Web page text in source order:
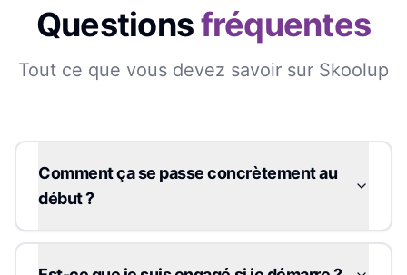
Questionsfréquentes
Tout ce que vous devez savoir sur Skoolup
Comment ça se passe concrètement au
début ?